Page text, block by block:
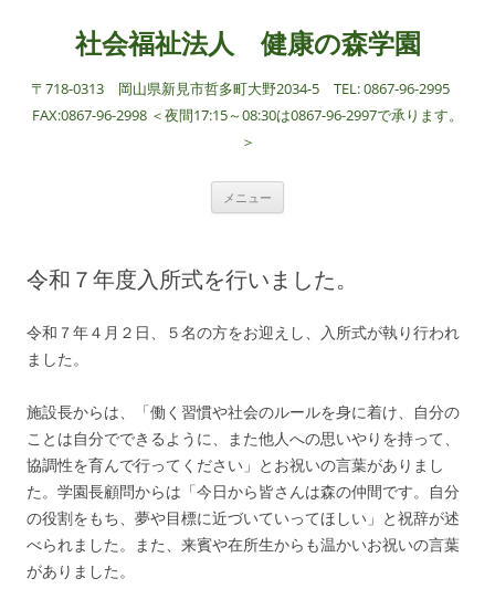
社会福祉法人 健康の森学園
〒718-0313 岡山県新見市哲多町大野2034-5 TEL: 0867-96-2995
FAX:0867-96-2998 ＜夜間17:15～08:30は0867-96-2997で承ります。
＞
メニュー
へ
ス
キ
プ
令和７年度入所式を行いました。
令和７年４月２日、５名の方をお迎えし、入所式が執り行われ
ました。
施設長からは、「働く習慣や社会のルールを身に着け、自分の
ことは自分でできるように、また他人への思いやりを持って、
協調性を育んで行ってください」とお祝いの言葉がありまし
た。学園長顧問からは「今日から皆さんは森の仲間です。自分
の役割をもち、夢や目標に近づいていってほしい」と祝辞が述
べられました。また、来賓や在所生からも温かいお祝いの言葉
がありました。